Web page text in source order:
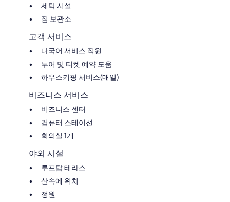
세탁 시설
짐 보관소
고객 서비스
다국어 서비스 직원
투어 및 티켓 예약 도움
하우스키핑 서비스(매일)
비즈니스 서비스
비즈니스 센터
컴퓨터 스테이션
회의실 1개
야외 시설
루프탑 테라스
산속에 위치
정원